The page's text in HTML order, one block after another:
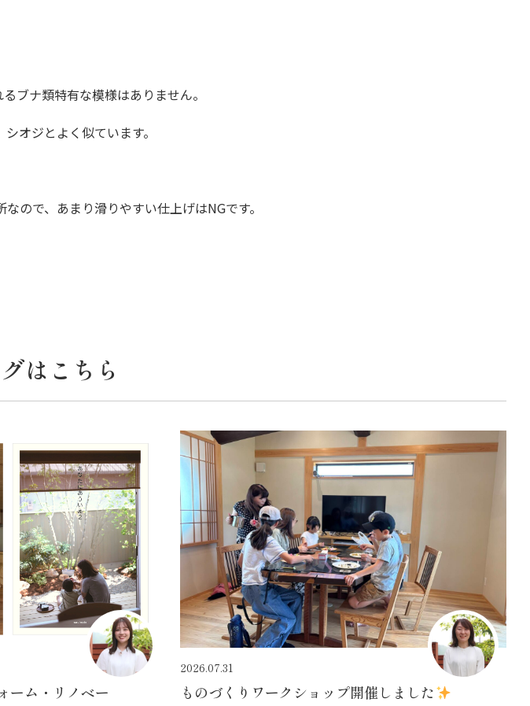
ブナ類特有な模様はありません。
オジとよく似ています。
ので、あまり滑りやすい仕上げはNGです。
はこちら
ーム・リノベー
2026.07.31
ものづくりワークショップ開催しました